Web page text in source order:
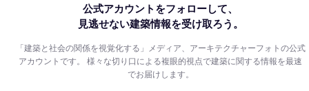
公式アカウントをフォローして、
見逃せない建築情報を受け取ろう。
「建築と社会の関係を視覚化する」メディア、アーキテクチャーフォトの公式
アカウントです。様々な切り口による複眼的視点で建築に関する情報を最速
でお届けします。